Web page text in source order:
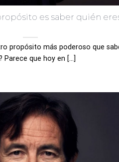
es saber quién
propósito más poderoso que
Parece que hoy en [...]